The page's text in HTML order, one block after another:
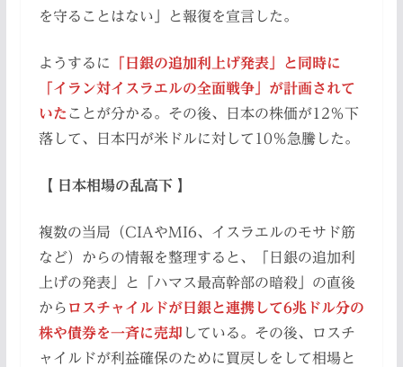
を守ることはない」と報復を宣言した。
ようするに
「日銀の追加利上げ発表」と同時に
「イラン対イスラエルの全面戦争」が計画されて
いた ことが分かる。その後、日本の株価が12％下
落して、日本円が米ドルに対して10％急騰した。
【 日本相場の乱高下 】
複数の当局（CIAやMI6、イスラエルのモサド筋
など）からの情報を整理すると、「日銀の追加利
上げの発表」と「ハマス最高幹部の暗殺」の直後
から ロスチャイルドが日銀と連携して6兆ドル分の
株や債券を一斉に売却 している。その後、ロスチ
ャイルドが利益確保のために買戻しをして相場と